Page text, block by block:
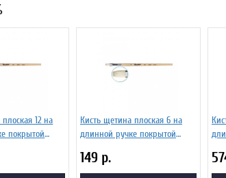
12 на
покрытой
Кисть щетина плоская 6 на
длинной ручке покрытой
149 р.